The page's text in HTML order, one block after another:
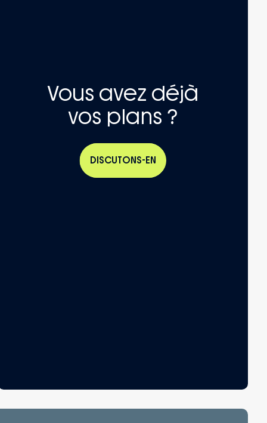
Vous avez déjà
vos plans ?
DISCUTONS-EN